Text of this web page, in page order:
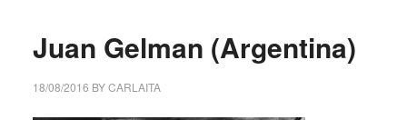
Juan Gelman (Argentina)
18/08/2016 BYCARLAITA